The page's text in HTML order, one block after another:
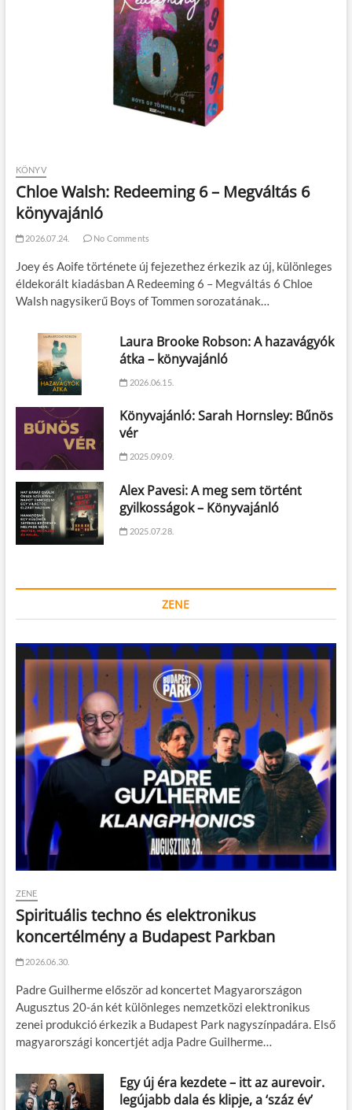
KÖNYV
Chloe Walsh: Redeeming 6 – Megváltás 6
könyvajánló
2026.07.24. No Comments
Joey és Aoife története új fejezethez érkezik az új, különleges
éldekorált kiadásban A Redeeming 6 – Megváltás 6 Chloe
Walsh nagysikerű Boys of Tommen sorozatának…
Laura Brooke Robson: A hazavágyók
átka – könyvajánló
2026.06.15.
Könyvajánló: Sarah Hornsley: Bűnös
vér
2025.09.09.
Alex Pavesi: A meg sem történt
gyilkosságok – Könyvajánló
2025.07.28.
ZENE
ZENE
Spirituális techno és elektronikus
koncertélmény a Budapest Parkban
2026.06.30.
Padre Guilherme először ad koncertet Magyarországon
Augusztus 20-án két különleges nemzetközi elektronikus
zenei produkció érkezik a Budapest Park nagyszínpadára. Első
magyarországi koncertjét adja Padre Guilherme…
Egy új éra kezdete – itt az aurevoir.
legújabb dala és klipje, a ‘száz év’